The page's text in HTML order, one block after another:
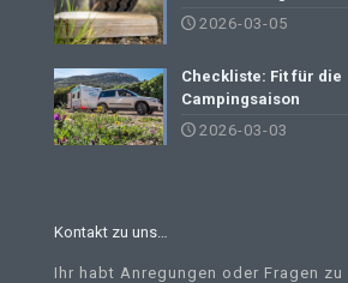
2026-03-05
Checkliste: Fit für die
Campingsaison
2026-03-03
Kontakt zu uns…
Ihr habt Anregungen oder Fragen zu